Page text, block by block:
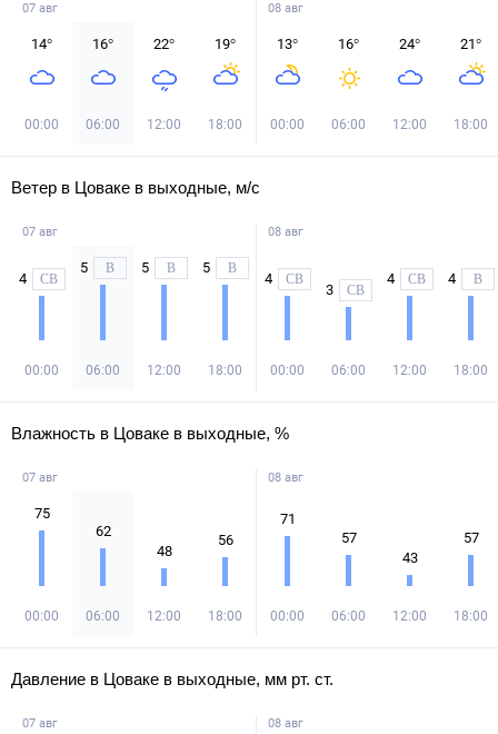
07 авг
14°
00:00
16°
06:00
22°
12:00
19°
18:00
08 авг
13°
00:00
16°
06:00
24°
12:00
21°
18:00
Ветер в Цоваке в выходные, м/с
07 авг
4 СВ
00:00
5 В
06:00
5 В
12:00
5 В
18:00
08 авг
4 СВ
00:00
3 СВ
06:00
4 СВ
12:00
4 В
18:00
Влажность в Цоваке в выходные, %
07 авг
75
00:00
62
06:00
48
12:00
56
18:00
08 авг
71
00:00
57
06:00
43
12:00
57
18:00
Давление в Цоваке в выходные, мм рт. ст.
07 авг 08 авг